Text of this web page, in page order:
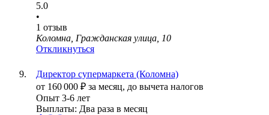
5.0
•
1 отзыв
Коломна, Гражданская улица, 10
Откликнуться
Директор супермаркета (Коломна)
от 160 000 ₽ за месяц, до вычета налогов
Опыт 3-6 лет
Выплаты: Два раза в месяц